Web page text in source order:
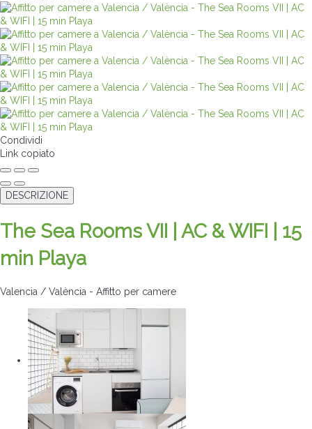
Condividi
Link copiato
DESCRIZIONE
The Sea Rooms VII | AC & WIFI | 15
min Playa
Valencia / València - Affitto per camere